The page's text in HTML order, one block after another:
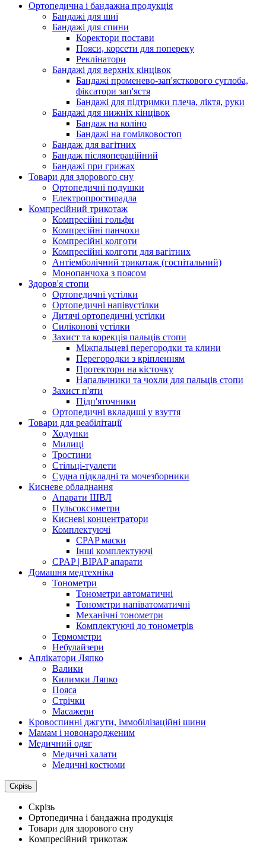
Ортопедична і бандажна продукція
Бандажі для шиї
Бандажі для спини
Коректори постави
Пояси, корсети для попереку
Реклінатори
Бандажі для верхніх кінцівок
Бандажі променево-зап'ясткового суглоба,
фіксатори зап'ястя
Бандажі для підтримки плеча, ліктя, руки
Бандажі для нижніх кінцівок
Бандаж на коліно
Бандажі на гомілковостоп
Бандаж для вагітних
Бандаж післяопераційний
Бандажі при грижах
Товари для здорового сну
Ортопедичні подушки
Електропростирадла
Компресійний трикотаж
Компресійні гольфи
Компресійні панчохи
Компресійні колготи
Компресійні колготи для вагітних
Антіемболічний трикотаж (госпітальний)
Монопанчоха з поясом
Здоров'я стопи
Ортопедичні устілки
Ортопедичні напівустілки
Дитячі ортопедичні устілки
Силіконові устілки
Захист та корекція пальців стопи
Міжпальцеві перегородки та клини
Перегородки з кріпленням
Протектори на кісточку
Напальчники та чохли для пальців стопи
Захист п'яти
Підп'яточники
Ортопедичні вкладиші у взуття
Товари для реабілітації
Ходунки
Милиці
Тростини
Стільці-туалети
Судна підкладні та мочезборники
Кисневе обладнання
Апарати ШВЛ
Пульсоксиметри
Кисневі концентратори
Комплектуючі
CPAP маски
Інші комплектуючі
CPAP | BIPAP апарати
Домашня медтехніка
Тонометри
Тонометри автоматичні
Тонометри напіватоматичні
Механічні тонометри
Комплектуючі до тонометрів
Термометри
Небулайзери
Аплікатори Ляпко
Валики
Килимки Ляпко
Пояса
Стрічки
Масажери
Кровоспинні джгути, іммобілізаційні шини
Мамам і новонародженим
Медичний одяг
Медичні халати
Медичні костюми
Скрізь
Скрізь
Ортопедична і бандажна продукція
Товари для здорового сну
Компресійний трикотаж